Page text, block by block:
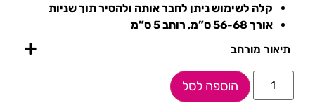
קלה לשימוש ניתן לחבר אותה ולהסיר תוך שניות
אורך 56-68 ס”מ, רוחב 5 ס”מ
תיאור מורחב
הוספה לסל